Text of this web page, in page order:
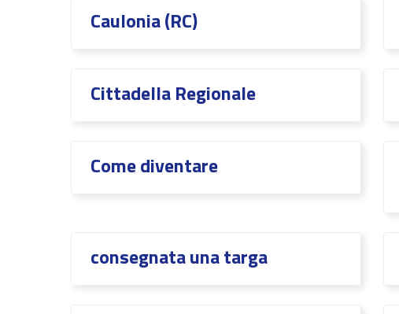
Caulonia (RC)
Cittadella Regionale
Come diventare
consegnata una targa